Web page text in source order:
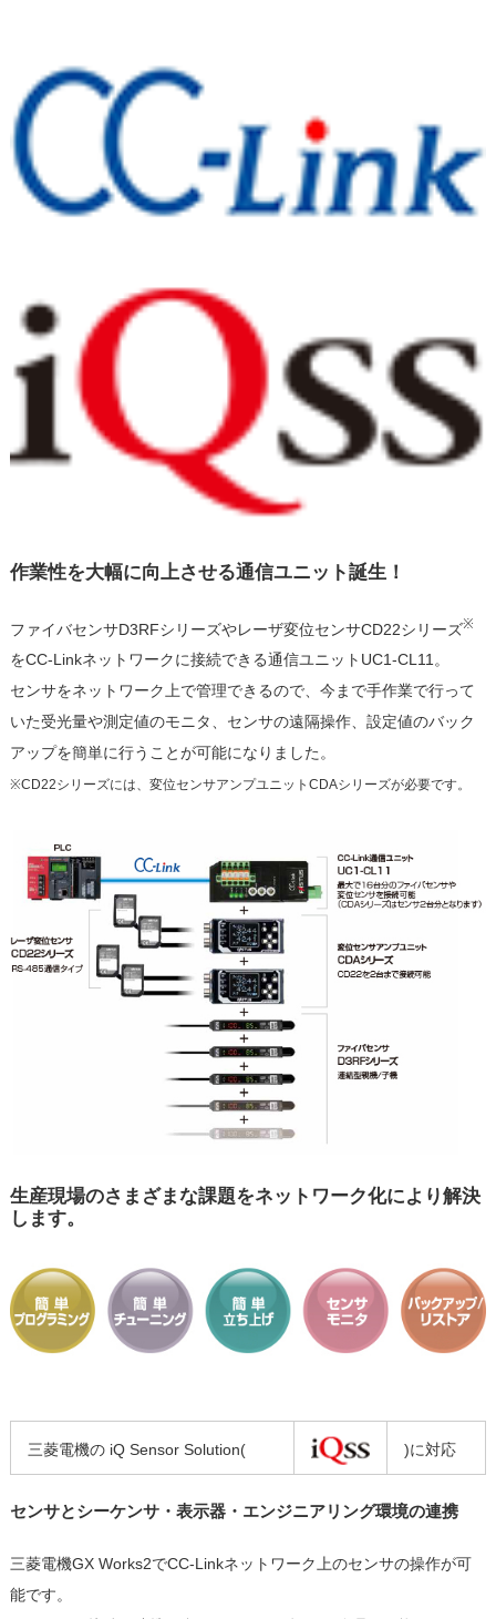
作業性を大幅に向上させる通信ユニット誕生！
ファイバセンサD3RFシリーズやレーザ変位センサCD22シリーズ※
をCC-Linkネットワークに接続できる通信ユニットUC1-CL11。
センサをネットワーク上で管理できるので、今まで手作業で行って
いた受光量や測定値のモニタ、センサの遠隔操作、設定値のバック
アップを簡単に行うことが可能になりました。
※CD22シリーズには、変位センサアンプユニットCDAシリーズが必要です。
生産現場のさまざまな課題をネットワーク化により解決
します。
三菱電機の iQ Sensor Solution( )に対応
センサとシーケンサ・表示器・エンジニアリング環境の連携
三菱電機GX Works2でCC-Linkネットワーク上のセンサの操作が可
能です。